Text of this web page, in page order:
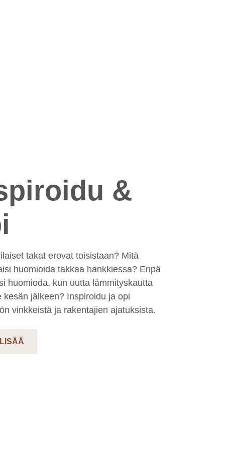
&
takat erovat toisistaan? Mitä
huomioida takkaa hankkiessa? Enpä
huomioda, kun uutta lämmityskautta
kesän jälkeen? Inspiroidu ja opi
vinkkeistä ja rakentajien ajatuksista.